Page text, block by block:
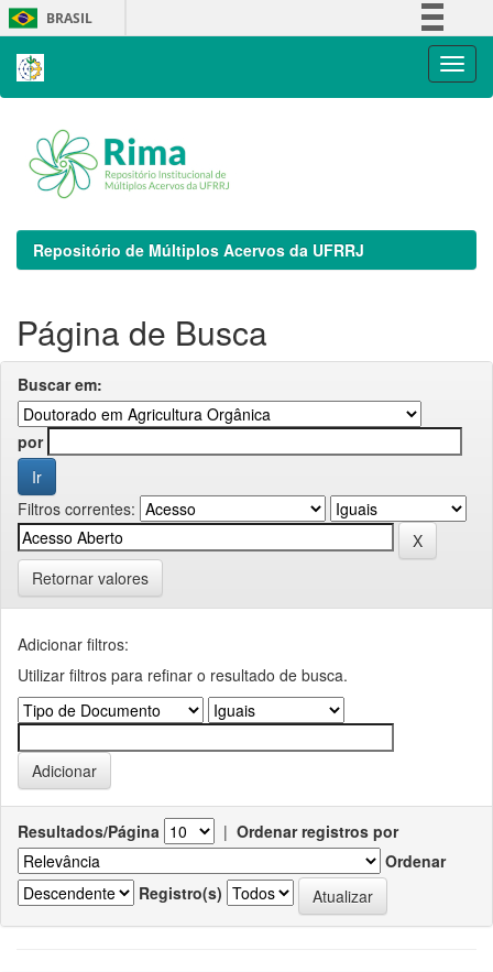
Skip
navigation
BRASIL
Repositório de Múltiplos Acervos da UFRRJ
Página de Busca
Buscar em:
por
Filtros correntes:
Retornar valores
Adicionar filtros:
Utilizar filtros para refinar o resultado de busca.
Resultados/Página | Ordenar registros por
Ordenar
Registro(s)